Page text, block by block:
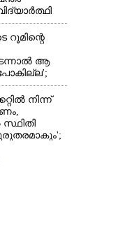
പിന്തുണച്ച്
ആ
നിന്ന്